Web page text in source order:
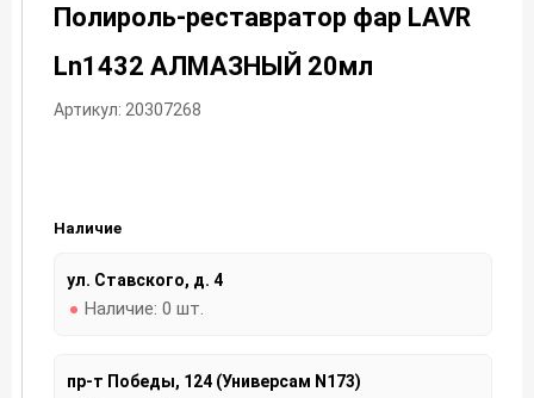
Полироль-реставратор фар LAVR
Ln1432 АЛМАЗНЫЙ 20мл
Артикул: 20307268
Наличие
ул. Ставского, д. 4
Наличие: 0 шт.
пр-т Победы, 124 (Универсам N173)